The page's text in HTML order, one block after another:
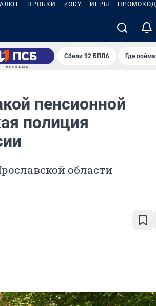
ПРОБКИ ZODY ИГРЫ
Сбили 92 БПЛА Где
пенсионной
полиция
области